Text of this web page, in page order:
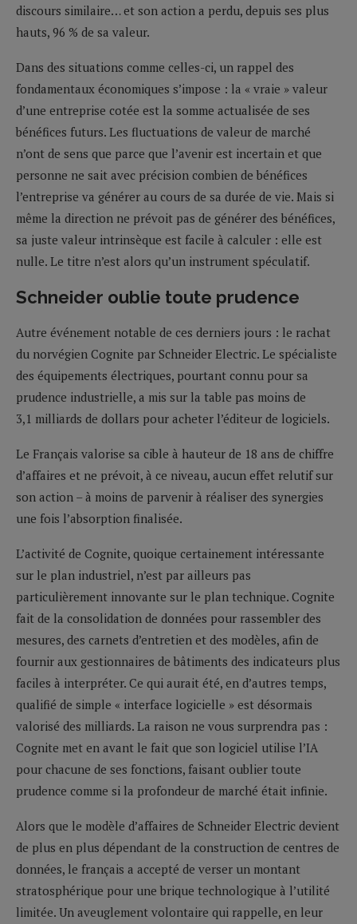
discours similaire… et son action a perdu, depuis ses plus
hauts, 96 % de sa valeur.
Dans des situations comme celles-ci, un rappel des
fondamentaux économiques s’impose : la « vraie » valeur
d’une entreprise cotée est la somme actualisée de ses
bénéfices futurs. Les fluctuations de valeur de marché
n’ont de sens que parce que l’avenir est incertain et que
personne ne sait avec précision combien de bénéfices
l’entreprise va générer au cours de sa durée de vie. Mais si
même la direction ne prévoit pas de générer des bénéfices,
sa juste valeur intrinsèque est facile à calculer : elle est
nulle. Le titre n’est alors qu’un instrument spéculatif.
Schneider oublie toute prudence
Autre événement notable de ces derniers jours : le rachat
du norvégien Cognite par Schneider Electric. Le spécialiste
des équipements électriques, pourtant connu pour sa
prudence industrielle, a mis sur la table pas moins de
3,1 milliards de dollars pour acheter l’éditeur de logiciels.
Le Français valorise sa cible à hauteur de 18 ans de chiffre
d’affaires et ne prévoit, à ce niveau, aucun effet relutif sur
son action – à moins de parvenir à réaliser des synergies
une fois l’absorption finalisée.
L’activité de Cognite, quoique certainement intéressante
sur le plan industriel, n’est par ailleurs pas
particulièrement innovante sur le plan technique. Cognite
fait de la consolidation de données pour rassembler des
mesures, des carnets d’entretien et des modèles, afin de
fournir aux gestionnaires de bâtiments des indicateurs plus
faciles à interpréter. Ce qui aurait été, en d’autres temps,
qualifié de simple « interface logicielle » est désormais
valorisé des milliards. La raison ne vous surprendra pas :
Cognite met en avant le fait que son logiciel utilise l’IA
pour chacune de ses fonctions, faisant oublier toute
prudence comme si la profondeur de marché était infinie.
Alors que le modèle d’affaires de Schneider Electric devient
de plus en plus dépendant de la construction de centres de
données, le français a accepté de verser un montant
stratosphérique pour une brique technologique à l’utilité
limitée. Un aveuglement volontaire qui rappelle, en leur